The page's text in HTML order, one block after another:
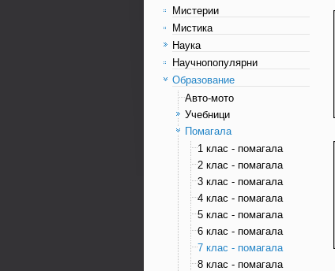
Мистерии
Мистика
Наука
Научнопопулярни
Образование
Авто-мото
Учебници
Помагала
1 клас - помагала
2 клас - помагала
3 клас - помагала
4 клас - помагала
5 клас - помагала
6 клас - помагала
7 клас - помагала
8 клас - помагала